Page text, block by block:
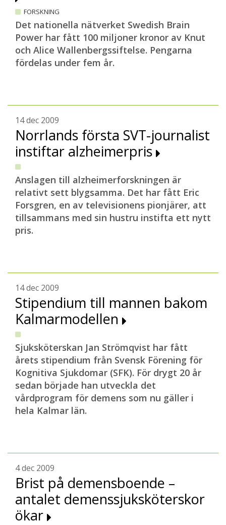
FORSKNING
Det nationella nätverket Swedish Brain
Power har fått 100 miljoner kronor av Knut
och Alice Wallenbergssiftelse. Pengarna
fördelas under fem år.
14 dec 2009
Norrlands första SVT-journalist
instiftar alzheimerpris
Anslagen till alzheimerforskningen är
relativt sett blygsamma. Det har fått Eric
Forsgren, en av televisionens pionjärer, att
tillsammans med sin hustru instifta ett nytt
pris.
14 dec 2009
Stipendium till mannen bakom
Kalmarmodellen
Sjuksköterskan Jan Strömqvist har fått
årets stipendium från Svensk Förening för
Kognitiva Sjukdomar (SFK). För drygt 20 år
sedan började han utveckla det
vårdprogram för demens som nu gäller i
hela Kalmar län.
4 dec 2009
Brist på demensboende –
antalet demenssjuksköterskor
ökar